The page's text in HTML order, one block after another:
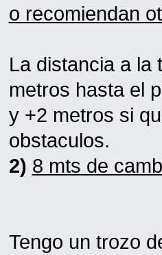
o recomiendan
La distancia a la
metros hasta el
y +2 metros si
obstaculos.
2) 8 mts de
Tengo un trozo